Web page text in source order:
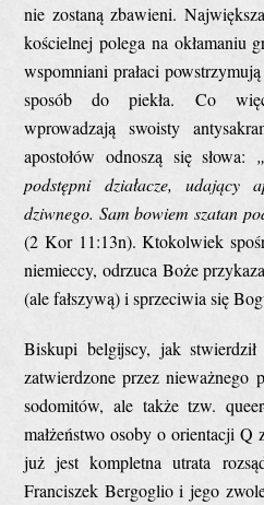
nie zostaną zbawieni.
kościelnej polega na okłamaniu
wspomniani prałaci
sposób do piekła. Co
wprowadzają swoisty
apostołów odnoszą się słowa: „
podstępni działacze, udający
dziwnego. Sam bowiem szatan
(2 Kor 11:13n). Ktokolwiek
niemieccy, odrzuca Boże
(ale fałszywą) i sprzeciwia się
Biskupi belgijscy, jak
zatwierdzone przez nieważnego
sodomitów, ale także tzw.
małżeństwo osoby o orientacji Q
już jest kompletna utrata
Franciszek Bergoglio i jego